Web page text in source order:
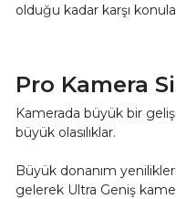
olduğu kadar karşı
Pro Kamera
Kamerada büyük bir
büyük olasılıklar.
Büyük donanım yenilikleri
gelerek Ultra Geniş